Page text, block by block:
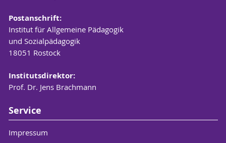
Postanschrift:
Institut für Allgemeine Pädagogik
und Sozialpädagogik
18051 Rostock
Institutsdirektor:
Prof. Dr. Jens Brachmann
Service
Impressum